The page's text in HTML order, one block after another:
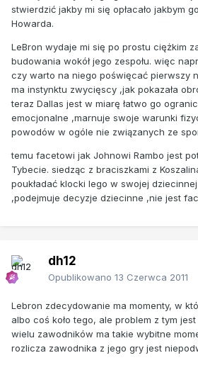
stwierdzić jakby mi się opłacało jakbym
Howarda.
LeBron wydaje mi się po prostu ciężkim
budowania wokół jego zespołu. więc
czy warto na niego poświęcać pierwszy
ma instynktu zwycięscy ,jak pokazała
teraz Dallas jest w miarę łatwo go
emocjonalne ,marnuje swoje warunki
powodów w ogóle nie związanych ze
temu facetowi jak Johnowi Rambo jest
Tybecie. siedząc z braciszkami z
poukładać klocki lego w swojej
,podejmuje decyzje dziecinne ,nie jest
dh12
Opublikowano 13 Czerwca 2011
Lebron zdecydowanie ma momenty, w
albo coś koło tego, ale problem z tym
wielu zawodników ma takie wybitne
rozlicza zawodnika z jego gry jest